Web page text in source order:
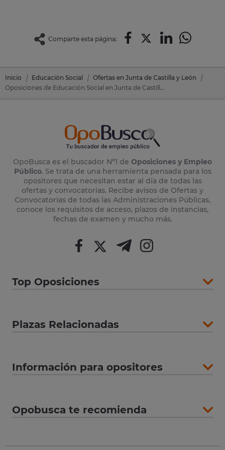
Comparte esta página:
Inicio Educación Social
Ofertas en Junta de Castilla y León
Oposiciones de Educación Social en Junta de Castilla y León
OpoBusca es el buscador Nº1 de Oposiciones y Empleo
Público. Se trata de una herramienta pensada para los
opositores que necesitan estar al día de todas las
ofertas y convocatorias. Recibe avisos de Ofertas y
Convocatorias de todas las Administraciones Públicas,
conoce los requisitos de acceso, plazos de instancias,
fechas de examen y mucho más.
Top Oposiciones
Plazas Relacionadas
Información para opositores
Opobusca te recomienda